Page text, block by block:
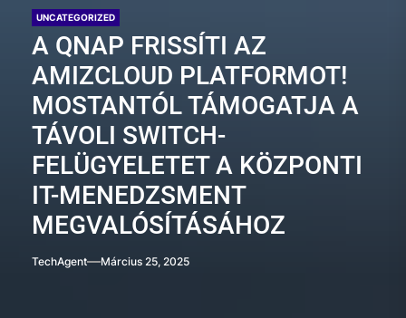
UNCATEGORIZED
A QNAP FRISSÍTI AZ
AMIZCLOUD PLATFORMOT!
MOSTANTÓL TÁMOGATJA A
TÁVOLI SWITCH-
FELÜGYELETET A KÖZPONTI
IT-MENEDZSMENT
MEGVALÓSÍTÁSÁHOZ
TechAgent Március 25, 2025